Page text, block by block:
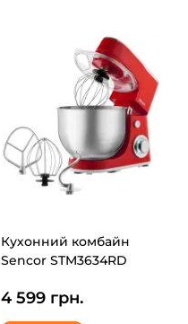
Кухонний комбайн
Sencor STM3634RD
4 599 грн.